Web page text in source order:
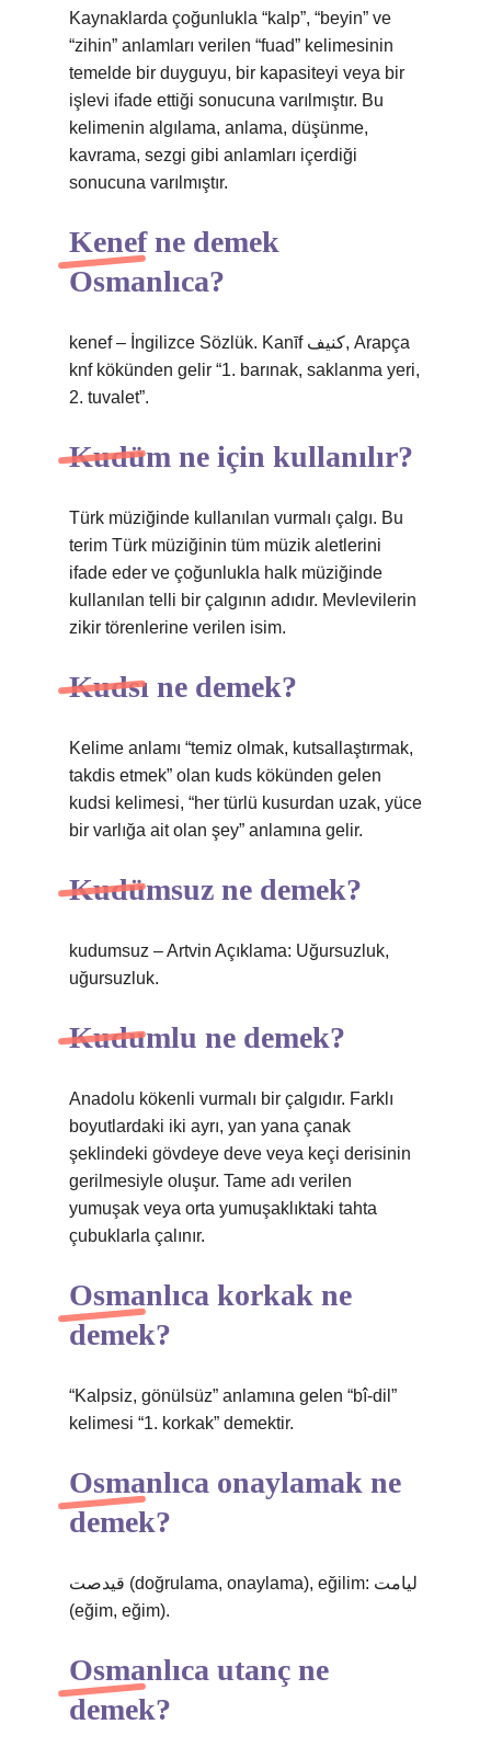
Kaynaklarda çoğunlukla “kalp”, “beyin” ve
“zihin” anlamları verilen “fuad” kelimesinin
temelde bir duyguyu, bir kapasiteyi veya bir
işlevi ifade ettiği sonucuna varılmıştır. Bu
kelimenin algılama, anlama, düşünme,
kavrama, sezgi gibi anlamları içerdiği
sonucuna varılmıştır.
Kenef ne demek
Osmanlıca?
kenef – İngilizce Sözlük. Kanīf كنيف, Arapça
knf kökünden gelir “1. barınak, saklanma yeri,
2. tuvalet”.
Kudüm ne için kullanılır?
Türk müziğinde kullanılan vurmalı çalgı. Bu
terim Türk müziğinin tüm müzik aletlerini
ifade eder ve çoğunlukla halk müziğinde
kullanılan telli bir çalgının adıdır. Mevlevilerin
zikir törenlerine verilen isim.
Kudsı ne demek?
Kelime anlamı “temiz olmak, kutsallaştırmak,
takdis etmek” olan kuds kökünden gelen
kudsi kelimesi, “her türlü kusurdan uzak, yüce
bir varlığa ait olan şey” anlamına gelir.
Kudümsuz ne demek?
kudumsuz – Artvin Açıklama: Uğursuzluk,
uğursuzluk.
Kudumlu ne demek?
Anadolu kökenli vurmalı bir çalgıdır. Farklı
boyutlardaki iki ayrı, yan yana çanak
şeklindeki gövdeye deve veya keçi derisinin
gerilmesiyle oluşur. Tame adı verilen
yumuşak veya orta yumuşaklıktaki tahta
çubuklarla çalınır.
Osmanlıca korkak ne
demek?
“Kalpsiz, gönülsüz” anlamına gelen “bî-dil”
kelimesi “1. korkak” demektir.
Osmanlıca onaylamak ne
demek?
قيدصت (doğrulama, onaylama), eğilim: ليامت
(eğim, eğim).
Osmanlıca utanç ne
demek?